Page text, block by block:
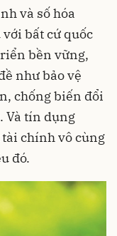
và số hóa
bất cứ quốc
bền vững,
như bảo vệ
chống biến đổi
Và tín dụng
chính vô cùng
đó.